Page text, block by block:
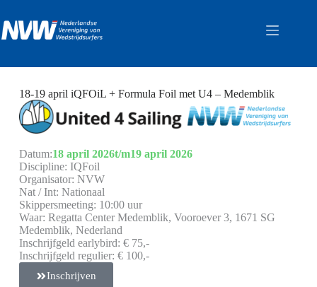
18-19 april iQFOiL + Formula Foil met U4 – Medemblik
Datum:18 april 2026t/m19 april 2026
Discipline: IQFoil
Organisator: NVW
Nat / Int: Nationaal
Skippersmeeting: 10:00 uur
Waar: Regatta Center Medemblik, Vooroever 3, 1671 SG
Medemblik, Nederland
Inschrijfgeld earlybird: € 75,-
Inschrijfgeld regulier: € 100,-
Inschrijven